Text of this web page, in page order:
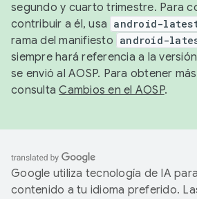
segundo y cuarto trimestre. Para
contribuir a él, usa android-
rama del manifiesto android-
siempre hará referencia a la
se envió al AOSP. Para obtener
consultaCambios en el AOSP.
Google utiliza tecnología de IA
contenido a tu idioma preferido.